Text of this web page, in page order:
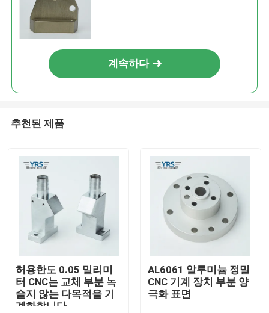
계속하다
추천된 제품
허용한도 0.05 밀리미
터 CNC는 교체 부분 녹
슬지 않는 다목적을 기
계화합니다
AL6061 알루미늄 정밀
CNC 기계 장치 부분 양
극화 표면